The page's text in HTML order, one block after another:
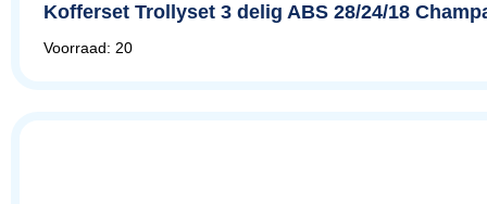
Kofferset Trollyset 3 delig ABS 28/24/18
Voorraad: 20